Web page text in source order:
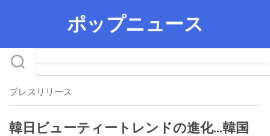
ポップニュース
プレスリリース
韓日ビューティートレンドの進化…韓国